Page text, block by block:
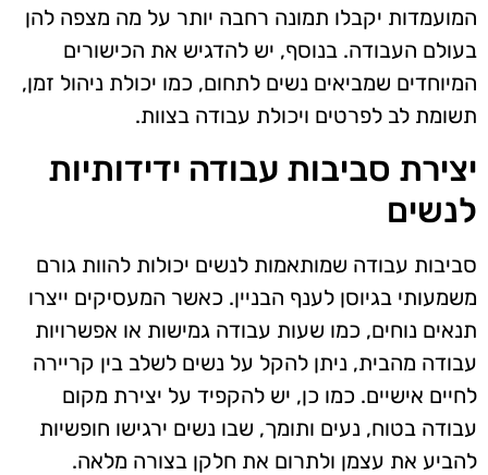
המועמדות יקבלו תמונה רחבה יותר על מה מצפה להן
בעולם העבודה. בנוסף, יש להדגיש את הכישורים
המיוחדים שמביאים נשים לתחום, כמו יכולת ניהול זמן,
תשומת לב לפרטים ויכולת עבודה בצוות.
יצירת סביבות עבודה ידידותיות
לנשים
סביבות עבודה שמותאמות לנשים יכולות להוות גורם
משמעותי בגיוסן לענף הבניין. כאשר המעסיקים ייצרו
תנאים נוחים, כמו שעות עבודה גמישות או אפשרויות
עבודה מהבית, ניתן להקל על נשים לשלב בין קריירה
לחיים אישיים. כמו כן, יש להקפיד על יצירת מקום
עבודה בטוח, נעים ותומך, שבו נשים ירגישו חופשיות
להביע את עצמן ולתרום את חלקן בצורה מלאה.